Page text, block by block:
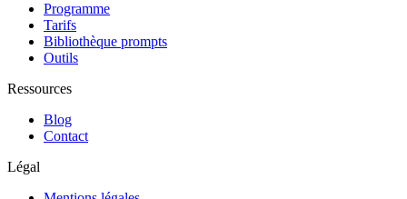
Programme
Tarifs
Bibliothèque prompts
Outils
Ressources
Blog
Contact
Légal